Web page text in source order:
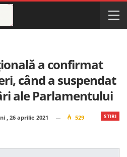
a confirmat
când a suspendat
ale Parlamentului
STIRI
, 26 aprilie 2021
529